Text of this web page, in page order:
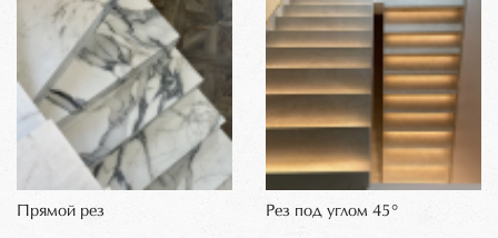
Прямой рез Рез под углом 45°